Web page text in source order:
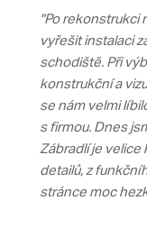
"Po rekonstrukci
vyřešit instalaci
schodiště. Při
konstrukční a
se nám velmi
s firmou. Dnes
Zábradlí je
detailů, z
stránce moc